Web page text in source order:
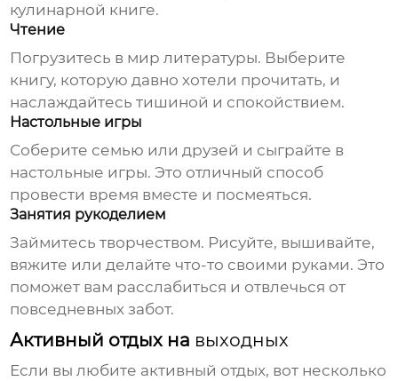
кулинарной книге.
Чтение
Погрузитесь в мир литературы. Выберите
книгу, которую давно хотели прочитать, и
наслаждайтесь тишиной и спокойствием.
Настольные игры
Соберите семью или друзей и сыграйте в
настольные игры. Это отличный способ
провести время вместе и посмеяться.
Занятия рукоделием
Займитесь творчеством. Рисуйте, вышивайте,
вяжите или делайте что-то своими руками. Это
поможет вам расслабиться и отвлечься от
повседневных забот.
Активный отдых на выходных
Если вы любите активный отдых, вот несколько